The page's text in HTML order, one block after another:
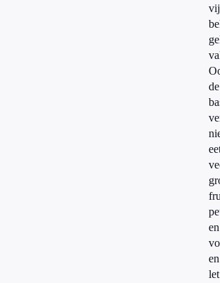
de
en
en
let